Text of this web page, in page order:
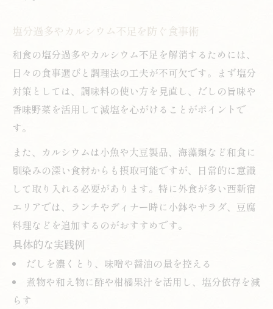
塩分過多やカルシウム不足を防ぐ食事術
和食の塩分過多やカルシウム不足を解消するためには、
日々の食事選びと調理法の工夫が不可欠です。まず塩分
対策としては、調味料の使い方を見直し、だしの旨味や
香味野菜を活用して減塩を心がけることがポイントで
す。
また、カルシウムは小魚や大豆製品、海藻類など和食に
馴染みの深い食材からも摂取可能ですが、日常的に意識
して取り入れる必要があります。特に外食が多い西新宿
エリアでは、ランチやディナー時に小鉢やサラダ、豆腐
料理などを追加するのがおすすめです。
具体的な実践例
だしを濃くとり、味噌や醤油の量を控える
煮物や和え物に酢や柑橘果汁を活用し、塩分依存を減
らす